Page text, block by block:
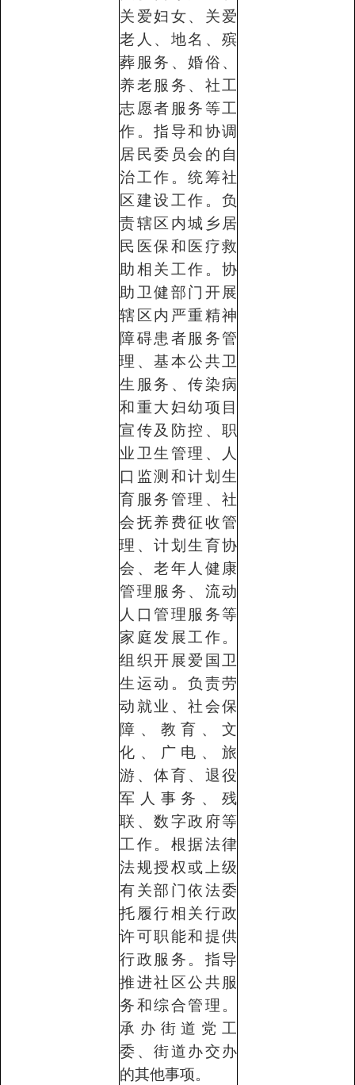
关爱妇女、关爱
老人、地名、殡
葬服务、婚俗、
养老服务、社工
志愿者服务等工
作。指导和协调
居民委员会的自
治工作。统筹社
区建设工作。负
责辖区内城乡居
民医保和医疗救
助相关工作。协
助卫健部门开展
辖区内严重精神
障碍患者服务管
理、基本公共卫
生服务、传染病
和重大妇幼项目
宣传及防控、职
业卫生管理、人
口监测和计划生
育服务管理、社
会抚养费征收管
理、计划生育协
会、老年人健康
管理服务、流动
人口管理服务等
家庭发展工作。
组织开展爱国卫
生运动。负责劳
动就业、社会保
障、教育、文
化、广电、旅
游、体育、退役
军人事务、残
联、数字政府等
工作。根据法律
法规授权或上级
有关部门依法委
托履行相关行政
许可职能和提供
行政服务。指导
推进社区公共服
务和综合管理。
承办街道党工
委、街道办交办
的其他事项。